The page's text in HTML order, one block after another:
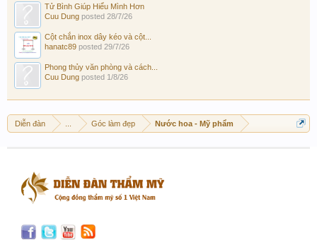
Tử Bình Giúp Hiểu Mình Hơn
Cuu Dung posted 28/7/26
Cột chắn inox dây kéo và cột...
hanatc89 posted 29/7/26
Phong thủy văn phòng và cách...
Cuu Dung posted 1/8/26
Diễn đàn Góc làm đẹp Nước hoa - Mỹ phẩm